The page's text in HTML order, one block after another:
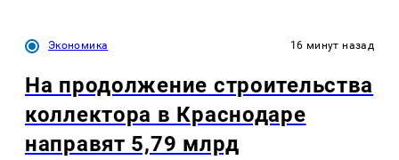
Экономика 16 минут назад
На продолжение строительства
коллектора в Краснодаре
направят 5,79 млрд